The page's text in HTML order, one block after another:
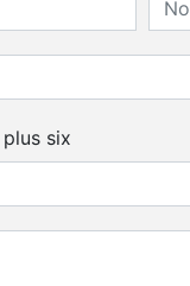
six